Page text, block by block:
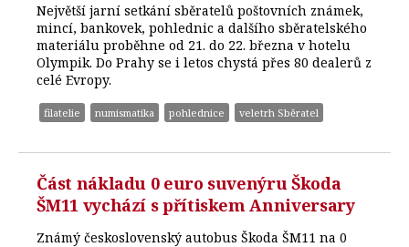
Největší jarní setkání sběratelů poštovních známek,
mincí, bankovek, pohlednic a dalšího sběratelského
materiálu proběhne od 21. do 22. března v hotelu
Olympik. Do Prahy se i letos chystá přes 80 dealerů z
celé Evropy.
filatelie numismatika pohlednice veletrh Sběratel
Část nákladu 0 euro suvenýru Škoda
ŠM11 vychází s přítiskem Anniversary
Známý československý autobus Škoda ŠM11 na 0